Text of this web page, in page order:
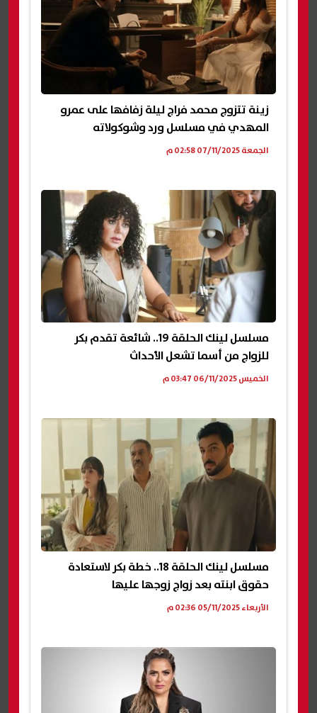
زينة تتزوج محمد فراج ليلة زفافها على عمرو
المهدي في مسلسل ورد وشوكولاته
الجمعة 07/11/2025 02:58 م
مسلسل لينك الحلقة 19.. شائعة تقدم بكر
للزواج من أسما تشعل الأحداث
الخميس 06/11/2025 03:47 م
مسلسل لينك الحلقة 18.. خطة بكر لاستعادة
حقوق ابنته بعد زواج زوجها عليها
الأربعاء 05/11/2025 02:36 م